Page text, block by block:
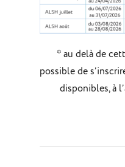
* au delà de
possible de
disponibles, à